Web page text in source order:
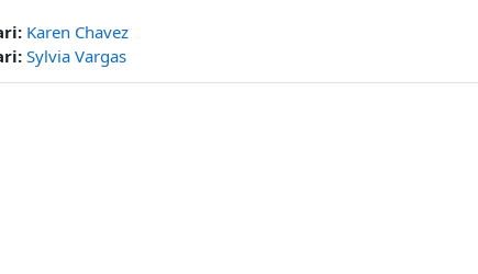
Karen Chavez
Sylvia Vargas